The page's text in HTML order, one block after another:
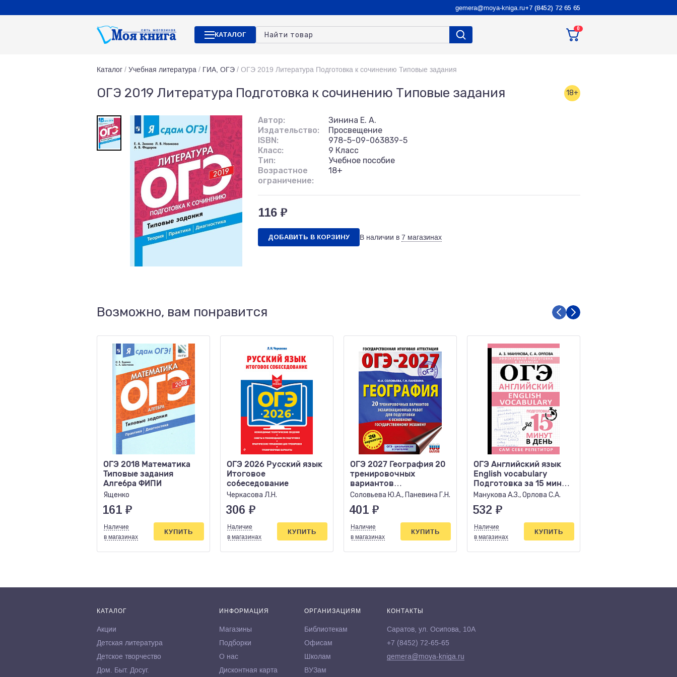
gemera@moya-kniga.ru+7 (8452) 72 65 65
КАТАЛОГ
0
Каталог / Учебная литература / ГИА, ОГЭ / ОГЭ 2019 Литература Подготовка к сочинению Типовые задания
ОГЭ 2019 Литература Подготовка к сочинению Типовые задания 18+
Автор:
Зинина Е. А.
Издательство:
Просвещение
ISBN:
978-5-09-063839-5
Класс:
9 Класс
Тип:
Учебное пособие
Возрастное
ограничение:
18+
116 ₽
ДОБАВИТЬ В КОРЗИНУ В наличии в 7 магазинах
Возможно, вам понравится
ОГЭ 2018 Математика
Типовые задания
Алгебра ФИПИ
Ященко
161 ₽
Наличие
в магазинах
КУПИТЬ
ОГЭ 2026 Русский язык
Итоговое
собеседование
Черкасова Л.Н.
306 ₽
Наличие
в магазинах
КУПИТЬ
ОГЭ 2027 География 20
тренировочных
вариантов
экзаменационных работ
Соловьева Ю.А., Паневина Г.Н.
401 ₽
Наличие
в магазинах
КУПИТЬ
ОГЭ Английский язык
English vocabulary
Подготовка за 15 минут
в день
Манукова А.З., Орлова С.А.
532 ₽
Наличие
в магазинах
КУПИТЬ
КАТАЛОГ
Акции
Детская литература
Детское творчество
Дом. Быт. Досуг.
ИНФОРМАЦИЯ
Магазины
Подборки
О нас
Дисконтная карта
ОРГАНИЗАЦИЯМ
Библиотекам
Офисам
Школам
ВУЗам
КОНТАКТЫ
Саратов, ул. Осипова, 10А
+7 (8452) 72-65-65
gemera@moya-kniga.ru